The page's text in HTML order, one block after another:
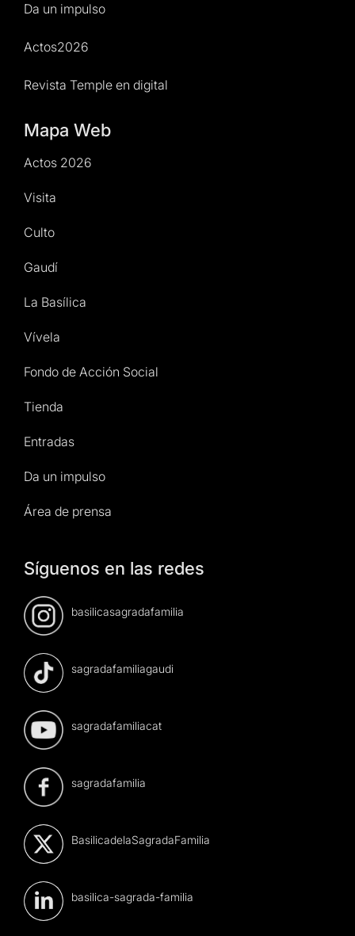
Da un impulso
Actos2026
Revista Temple en digital
Mapa Web
Actos 2026
Visita
Culto
Gaudí
La Basílica
Vívela
Fondo de Acción Social
Tienda
Entradas
Da un impulso
Área de prensa
Síguenos en las redes
basilicasagradafamilia
sagradafamiliagaudi
sagradafamiliacat
sagradafamilia
BasilicadelaSagradaFamilia
basilica-sagrada-familia